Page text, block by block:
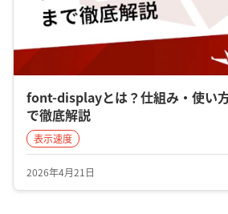
font-displayとは？仕組み・使い
で徹底解説
表示速度
2026年4月21日